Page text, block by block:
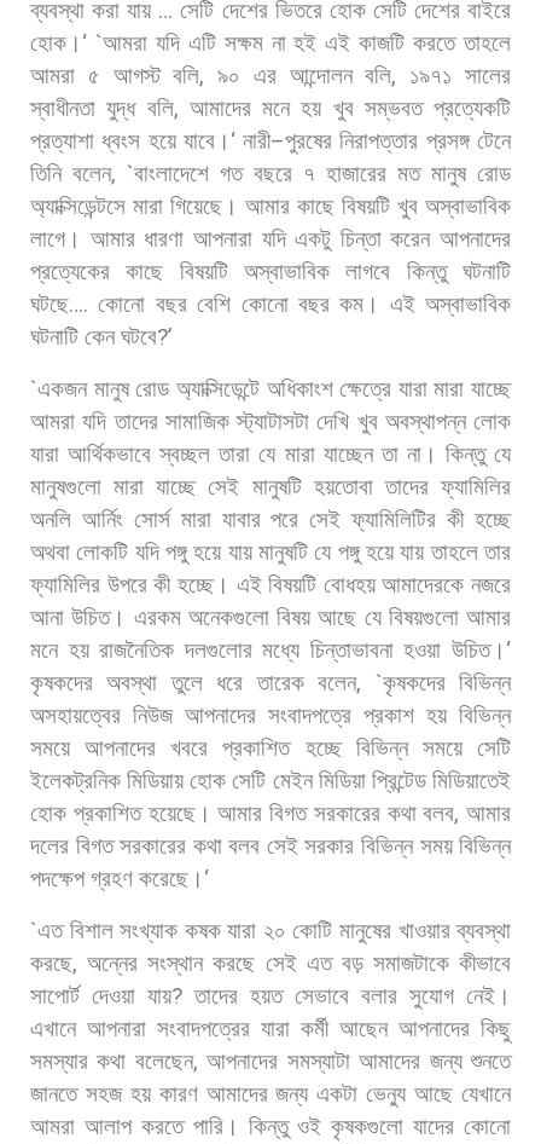
ব্যবস্থা করা যায় …সেটি দেশের ভিতরে হোক সেটি দেশের বাইরে
হোক। ‘ `আমরা যদি এটি সক্ষম না হই এই কাজটি করতে তাহলে
আমরা ৫ আগস্ট বলি,৯০ এর আন্দোলন বলি, ১৯৭১ সালের
স্বাধীনতা যুদ্ধ বলি, আমাদের মনে হয় খুব সম্ভবত প্রত্যেকটি
প্রত্যাশা ধ্বংস হয়ে যাবে। ‘নারী–পুরষের নিরাপত্তার প্রসঙ্গ টেনে
তিনি বলেন, `বাংলাদেশে গত বছরে ৭ হাজারের মত মানুষ রোড
অ্যাক্সিডেন্টসে মারা গিয়েছে। আমার কাছে বিষয়টি খুব অস্বাভাবিক
লাগে। আমার ধারণা আপনারা যদি একটু চিন্তা করেন আপনাদের
প্রত্যেকের
কাছে বিষয়টি অস্বাভাবিক লাগবে কিন্তু
ঘটনাটি
ঘটছে….কোনো বছর বেশি কোনো বছর কম। এই অস্বাভাবিক
ঘটনাটি কেন ঘটবে?’
`একজন মানুষ রোড অ্যাক্সিডেন্টে অধিকাংশ ক্ষেত্রে যারা মারা যাচ্ছে
আমরা যদি তাদের সামাজিক স্ট্যাটাসটা দেখি খুব অবস্থাপন্ন লোক
যারা আর্থিকভাবে স্বচ্ছল তারা যে মারা যাচ্ছেন তা না। কিন্তু যে
মানুষগুলো মারা যাচ্ছে সেই মানুষটি হয়তোবা তাদের ফ্যামিলির
অনলি আর্নিং সোর্স মারা যাবার পরে সেই ফ্যামিলিটির কী হচ্ছে
অথবা লোকটি যদি পঙ্গু হয়ে যায় মানুষটি যে পঙ্গু হয়ে যায় তাহলে তার
ফ্যামিলির উপরে কী হচ্ছে। এই বিষয়টি বোধহয় আমাদেরকে নজরে
আনা উচিত। এরকম অনেকগুলো বিষয় আছে যে বিষয়গুলো আমার
মনে হয় রাজনৈতিক দলগুলোর মধ্যে চিন্তাভাবনা হওয়া উচিত। ‘
কৃষকদের অবস্থা তুলে ধরে তারেক বলেন, `কৃষকদের বিভিন্ন
অসহায়ত্বের নিউজ আপনাদের সংবাদপত্রে প্রকাশ হয় বিভিন্ন
সময়ে আপনাদের খবরে প্রকাশিত হচ্ছে বিভিন্ন সময়ে সেটি
ইলেকট্রনিক মিডিয়ায় হোক সেটি মেইন মিডিয়া প্রিন্টেড মিডিয়াতেই
হোক প্রকাশিত হয়েছে। আমার বিগত সরকারের কথা বলব, আমার
দলের বিগত সরকারের কথা বলব সেই সরকার বিভিন্ন সময় বিভিন্ন
পদক্ষেপ গ্রহণ করেছে। ‘
`এত বিশাল সংখ্যাক কষক যারা ২০ কোটি মানুষের খাওয়ার ব্যবস্থা
করছে,অন্নের সংস্থান করছে সেই এত বড় সমাজটাকে কীভাবে
সাপোর্ট দেওয়া যায়?তাদের হয়ত সেভাবে বলার সুযোগ নেই।
এখানে আপনারা সংবাদপত্রের যারা কর্মী আছেন আপনাদের কিছু
সমস্যার কথা বলেছেন,আপনাদের সমস্যাটা আমাদের জন্য শুনতে
জানতে সহজ হয় কারণ আমাদের জন্য একটা ভেন্যু আছে যেখানে
আমরা আলাপ করতে পারি। কিন্তু ওই কৃষকগুলো যাদের কোনো